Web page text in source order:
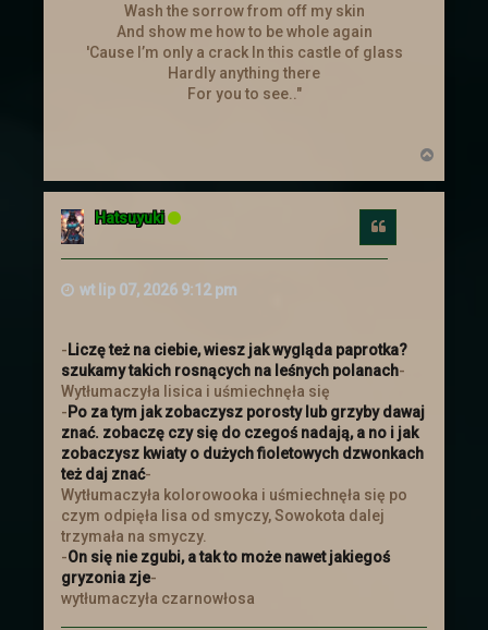
Zapraszamy wszystkich do
tematu świątecznego i wybrania sobie
prezentu! (przez rzut kością)
ukończone. Postaci wróciły z nagrodami.
Niestety wiedza o tym co się tam
zaczęło dziać jest poza wiedzą
większości z nich.
Aktualizacja
Zapraszamy do AktualizacjiDodano
kilka rzeczy
Świąteczna uczta
Zapraszamy Wszystkich na Świąteczną
Ucztę, która odbędzie się od 20 grudnia
do 9 stycznia. Więcej informacji
znajdziecie więcej :)
Wash the sorrow from off my skin
And show me how to be whole again
'Cause I’m only a crack In this castle of glass
Hardly anything there
For you to see.."
g
Hatsuyuki
wt lip 07, 2026 9:12 pm
- Liczę też na ciebie, wiesz jak wygląda paprotka?
szukamy takich rosnących na leśnych polanach-
Wytłumaczyła lisica i uśmiechnęła się
- Po za tym jak zobaczysz porosty lub grzyby dawaj
znać. zobaczę czy się do czegoś nadają, a no i jak
zobaczysz kwiaty o dużych fioletowych dzwonkach
też daj znać-
Wytłumaczyła kolorowooka i uśmiechnęła się po
czym odpięła lisa od smyczy, Sowokota dalej
trzymała na smyczy.
-On się nie zgubi, a tak to może nawet jakiegoś
gryzonia zje-
wytłumaczyła czarnowłosa